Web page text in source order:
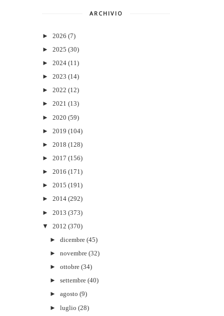
ARCHIVIO
► 2026 (7)
► 2025 (30)
► 2024 (11)
► 2023 (14)
► 2022 (12)
► 2021 (13)
► 2020 (59)
► 2019 (104)
► 2018 (128)
► 2017 (156)
► 2016 (171)
► 2015 (191)
► 2014 (292)
► 2013 (373)
▼
2012 (370)
►dicembre (45)
►novembre (32)
►ottobre (34)
►settembre (40)
►agosto (9)
►luglio (28)